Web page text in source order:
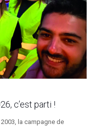
c’est parti !
la campagne de